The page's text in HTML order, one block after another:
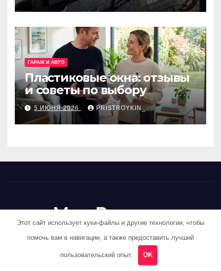
ГАРАЖ И АВТО
Пластиковые окна: отзывы
и советы по выбору
5 ИЮНЯ 2026 PRISTROYKIN_
Мир Ремонта
Этот сайт использует куки-файлы и другие технологии, чтобы
помочь вам в навигации, а также предоставить лучший
пользовательский опыт. OK